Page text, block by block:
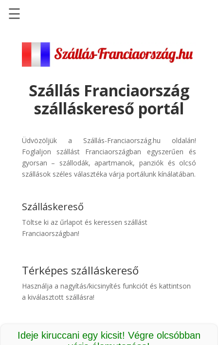
Szállások
Repülőjegy
pénzvisszatérítéssel
Discover
Cars
Kiwi
☰
Szállás Franciaország
szálláskereső portál
Üdvözöljük a Szállás-Franciaország.hu oldalán!
Foglaljon szállást Franciaországban egyszerűen és
gyorsan – szállodák, apartmanok, panziók és olcsó
szállások széles választéka várja portálunk kínálatában.
Szálláskereső
Töltse ki az űrlapot és keressen szállást
Franciaországban!
Térképes szálláskereső
Használja a nagyítás/kicsinyítés funkciót és kattintson
a kiválasztott szállásra!
Ideje kiruccani egy kicsit! Végre olcsóbban